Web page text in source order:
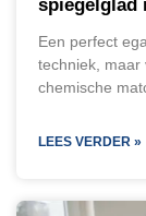
spiegelglad
Een perfect
techniek, maar
chemische
LEES VERDER »